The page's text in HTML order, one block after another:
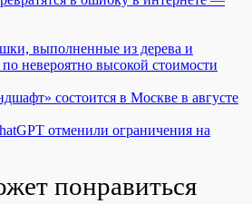
выполненные из дерева и
невероятно высокой стоимости
состоится в Москве в августе
отменили ограничения на
понравиться